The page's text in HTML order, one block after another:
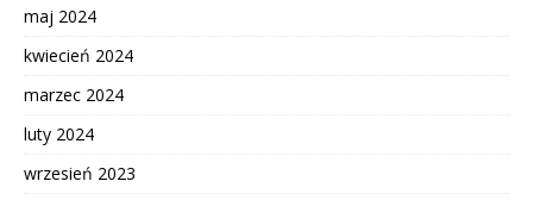
maj 2024
kwiecień 2024
marzec 2024
luty 2024
wrzesień 2023